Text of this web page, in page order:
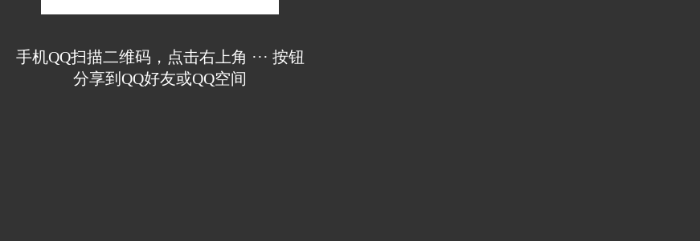
手机QQ扫描二维码，点击右上角 ··· 按钮
分享到QQ好友或QQ空间